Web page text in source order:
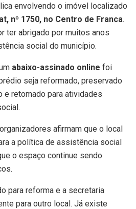
envolvendo o imóvel localizado
nº 1750, no Centro de Franca.
ter abrigado por muitos anos
social do município.
abaixo-assinado online foi
seja reformado, preservado
e retomado para atividades
afirmam que o local
a política de assistência social
o espaço continue sendo
para reforma e a secretaria
para outro local. Já existe